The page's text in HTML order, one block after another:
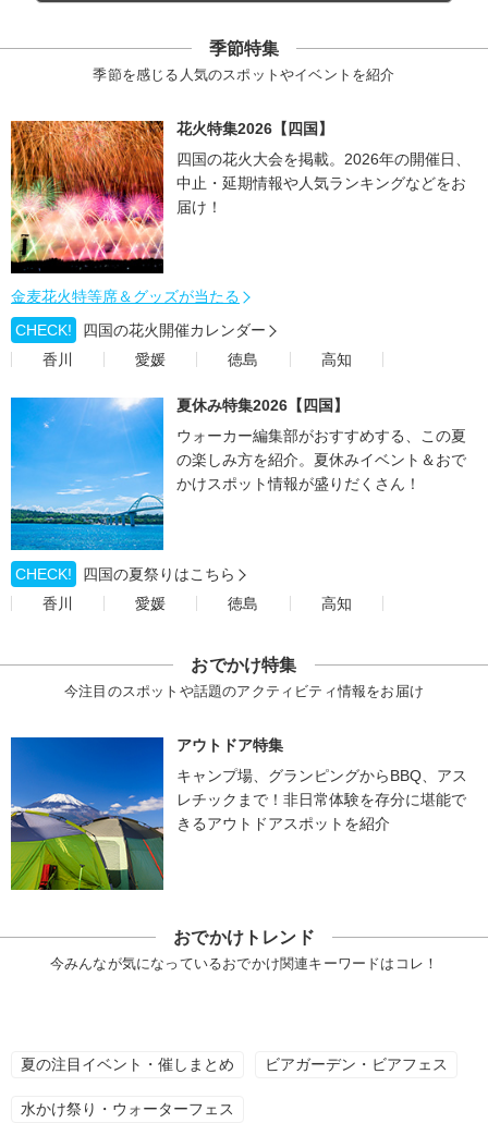
季節特集
季節を感じる人気のスポットやイベントを紹介
花火特集2026【四国】
四国の花火大会を掲載。2026年の開催日、
中止・延期情報や人気ランキングなどをお
届け！
金麦花火特等席＆グッズが当たる
CHECK!
四国の花火開催カレンダー
香川
愛媛 徳島 高知
夏休み特集2026【四国】
ウォーカー編集部がおすすめする、この夏
の楽しみ方を紹介。夏休みイベント＆おで
かけスポット情報が盛りだくさん！
CHECK!
四国の夏祭りはこちら
香川
愛媛 徳島 高知
おでかけ特集
今注目のスポットや話題のアクティビティ情報をお届け
アウトドア特集
キャンプ場、グランピングからBBQ、アス
レチックまで！非日常体験を存分に堪能で
きるアウトドアスポットを紹介
おでかけトレンド
今みんなが気になっているおでかけ関連キーワードはコレ！
夏の注目イベント・催しまとめ ビアガーデン・ビアフェス
水かけ祭り・ウォーターフェス